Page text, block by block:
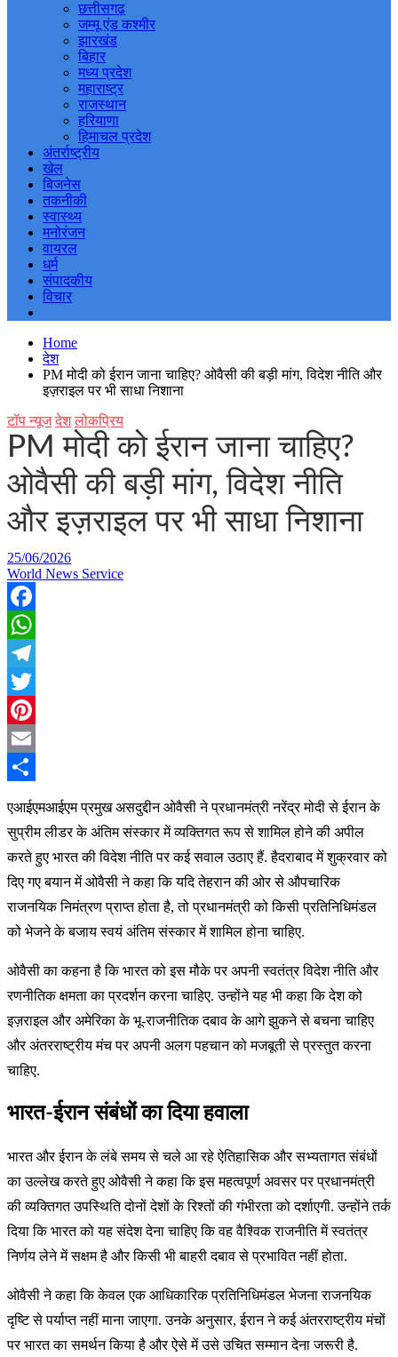
छत्तीसगढ़
जम्मू एंड कश्मीर
झारखंड
बिहार
मध्य प्रदेश
महाराष्ट्र
राजस्थान
हरियाणा
हिमाचल प्रदेश
अंतर्राष्ट्रीय
खेल
बिजनेस
तकनीकी
स्वास्थ्य
मनोरंजन
वायरल
धर्म
संपादकीय
विचार
Home
देश
PM मोदी को ईरान जाना चाहिए? ओवैसी की बड़ी मांग, विदेश नीति और
इज़राइल पर भी साधा निशाना
टॉप न्यूज देश लोकप्रिय
PM मोदी को ईरान जाना चाहिए?
ओवैसी की बड़ी मांग, विदेश नीति
और इज़राइल पर भी साधा निशाना
25/06/2026
World News Service
Facebook
WhatsApp
Telegram
Twitter
Pinterest
Email
एआईएमआईएम प्रमुख असदुद्दीन ओवैसी ने प्रधानमंत्री नरेंद्र मोदी से ईरान के
सुप्रीम लीडर के अंतिम संस्कार में व्यक्तिगत रूप से शामिल होने की अपील
करते हुए भारत की विदेश नीति पर कई सवाल उठाए हैं. हैदराबाद में शुक्रवार को
दिए गए बयान में ओवैसी ने कहा कि यदि तेहरान की ओर से औपचारिक
राजनयिक निमंत्रण प्राप्त होता है, तो प्रधानमंत्री को किसी प्रतिनिधिमंडल
को भेजने के बजाय स्वयं अंतिम संस्कार में शामिल होना चाहिए.
ओवैसी का कहना है कि भारत को इस मौके पर अपनी स्वतंत्र विदेश नीति और
रणनीतिक क्षमता का प्रदर्शन करना चाहिए. उन्होंने यह भी कहा कि देश को
इज़राइल और अमेरिका के भू-राजनीतिक दबाव के आगे झुकने से बचना चाहिए
और अंतरराष्ट्रीय मंच पर अपनी अलग पहचान को मजबूती से प्रस्तुत करना
चाहिए.
भारत-ईरान संबंधों का दिया हवाला
भारत और ईरान के लंबे समय से चले आ रहे ऐतिहासिक और सभ्यतागत संबंधों
का उल्लेख करते हुए ओवैसी ने कहा कि इस महत्वपूर्ण अवसर पर प्रधानमंत्री
की व्यक्तिगत उपस्थिति दोनों देशों के रिश्तों की गंभीरता को दर्शाएगी. उन्होंने तर्क
दिया कि भारत को यह संदेश देना चाहिए कि वह वैश्विक राजनीति में स्वतंत्र
निर्णय लेने में सक्षम है और किसी भी बाहरी दबाव से प्रभावित नहीं होता.
ओवैसी ने कहा कि केवल एक आधिकारिक प्रतिनिधिमंडल भेजना राजनयिक
दृष्टि से पर्याप्त नहीं माना जाएगा. उनके अनुसार, ईरान ने कई अंतरराष्ट्रीय मंचों
पर भारत का समर्थन किया है और ऐसे में उसे उचित सम्मान देना जरूरी है.